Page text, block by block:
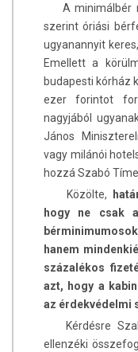
A minimálbér
szerint óriási
ugyanannyit
Emellett a
budapesti kórház
ezer forintot
nagyjából
János
vagy milánói
hozzá Szabó
Közölte,
hogy ne csak
hanem
százalékos
azt, hogy a
az érdekvédelmi
Kérdésre
ellenzéki